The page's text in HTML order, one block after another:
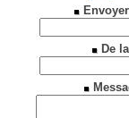
De